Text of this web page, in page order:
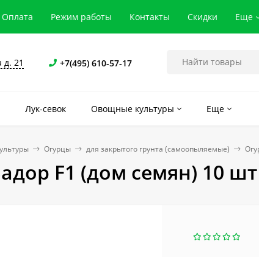
Оплата Режим работы Контакты Скидки Еще
д. 21 +7(495) 610-57-17
Лук-севок Овощные культуры Еще
Огурцы для закрытого грунта (самоопыляемые)
F1 (дом семян) 10 шт